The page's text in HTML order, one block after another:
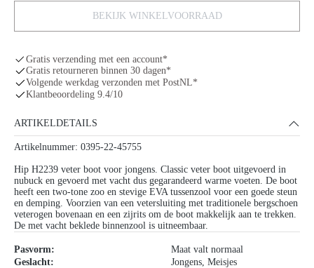
BEKIJK WINKELVOORRAAD
Gratis verzending met een account*
Gratis retourneren binnen 30 dagen*
Volgende werkdag verzonden met PostNL*
Klantbeoordeling 9.4/10
ARTIKELDETAILS
Artikelnummer: 0395-22-45755
Hip H2239 veter boot voor jongens. Classic veter boot uitgevoerd in
nubuck en gevoerd met vacht dus gegarandeerd warme voeten. De boot
heeft een two-tone zoo en stevige EVA tussenzool voor een goede steun
en demping. Voorzien van een vetersluiting met traditionele bergschoen
veterogen bovenaan en een zijrits om de boot makkelijk aan te trekken.
De met vacht beklede binnenzool is uitneembaar.
Pasvorm:
Maat valt normaal
Geslacht:
Jongens , Meisjes